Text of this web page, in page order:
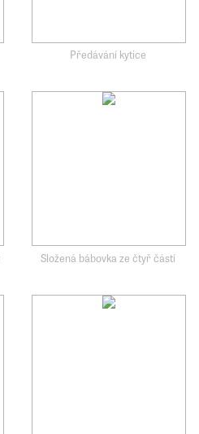
Předávání kytice
Složená bábovka ze čtyř částí